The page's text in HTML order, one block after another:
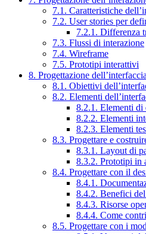
7.1. Caratteristiche
7.2. User stories per
7.2.1. Differenza
7.3. Flussi di interazione
7.4. Wireframe
7.5. Prototipi interattivi
8. Progettazione dell’interfaccia
8.1. Obiettivi
8.2. Elementi
8.2.1. Elementi di
8.2.2. Elementi
8.2.3. Elementi
8.3. Progettare e
8.3.1. Layout di
8.3.2. Prototipi in
8.4. Progettare con il
8.4.1.
8.4.2. Benefici
8.4.3. Risorse
8.4.4. Come
8.5. Progettare con i